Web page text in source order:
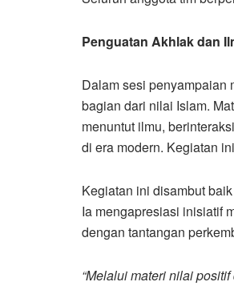
Penguatan Akhlak dan
Dalam sesi penyampaian
bagian dari nilai Islam.
menuntut ilmu,
di era modern. Kegiatan
Kegiatan ini disambut
Ia mengapresiasi inisiatif
dengan tantangan
“Melalui materi nilai